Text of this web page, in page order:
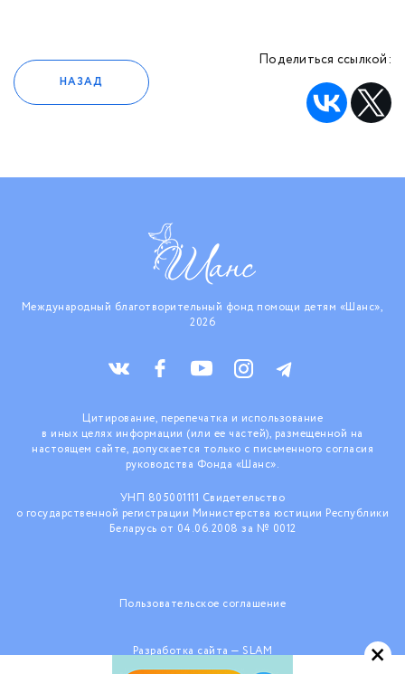
НАЗАД
Поделиться ссылкой:
Международный благотворительный фонд помощи детям «Шанс»,
2026
Цитирование, перепечатка и использование
в иных целях информации (или ее частей), размещенной на
настоящем сайте, допускается только с письменного согласия
руководства Фонда «Шанс».
УНП 805001111 Свидетельство
о государственной регистрации Министерства юстиции Республики
Беларусь от 04.06.2008 за № 0012
Пользовательское соглашение
Разработка сайта — SLAM
При поддержке ООО «КраудТехнологии»
×